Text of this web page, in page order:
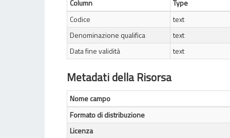
Column
Type
Codice
text
Denominazione qualifica
text
Data fine validità
text
Metadati della Risorsa
Nome campo
Formato di distribuzione
Licenza